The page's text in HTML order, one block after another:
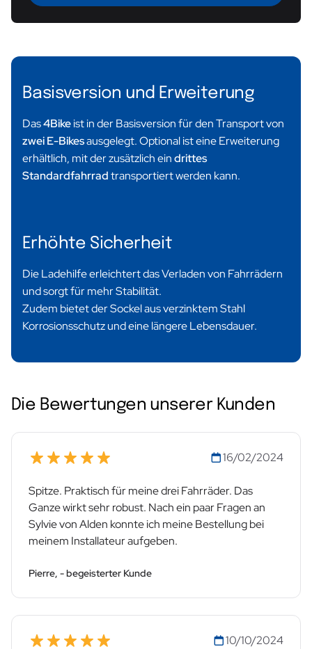
Basisversion und Erweiterung
Das4Bikeist in der Basisversion für den Transport von
zwei E-Bikesausgelegt. Optional ist eine Erweiterung
erhältlich, mit der zusätzlich eindrittes
Standardfahrradtransportiert werden kann.
Erhöhte Sicherheit
Die Ladehilfe erleichtert das Verladen von Fahrrädern
und sorgt für mehr Stabilität.
Zudem bietet der Sockel aus verzinktem Stahl
Korrosionsschutz und eine längere Lebensdauer.
Die Bewertungen unserer Kunden
16/02/2024
Spitze. Praktisch für meine drei Fahrräder. Das
Ganze wirkt sehr robust. Nach ein paar Fragen an
Sylvie von Alden konnte ich meine Bestellung bei
meinem Installateur aufgeben.
Pierre, - begeisterter Kunde
10/10/2024